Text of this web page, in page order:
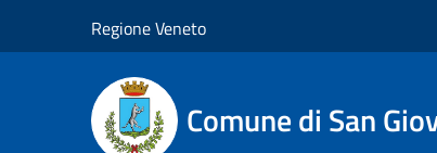
Regione Veneto
Comune di San